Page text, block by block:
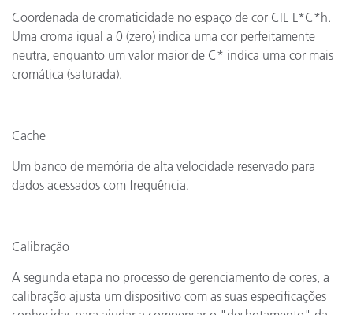
Coordenada de cromaticidade no espaço de cor CIE L*C*h.
Uma croma igual a 0 (zero) indica uma cor perfeitamente
neutra, enquanto um valor maior de C* indica uma cor mais
cromática (saturada).
Cache
Um banco de memória de alta velocidade reservado para
dados acessados com frequência.
Calibração
A segunda etapa no processo de gerenciamento de cores, a
calibração ajusta um dispositivo com as suas especificações